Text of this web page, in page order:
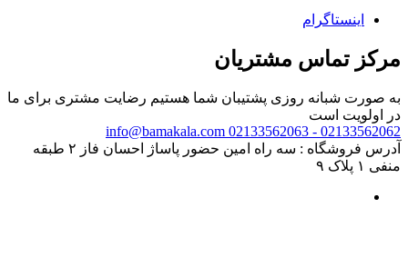
اینستاگرام
مرکز تماس مشتریان
به صورت شبانه روزی پشتیبان شما هستیم رضایت مشتری برای ما
در اولویت است
02133562062 - 02133562063
info@bamakala.com
آدرس فروشگاه : سه راه امین حضور پاساژ احسان فاز ۲ طبقه
منفی ۱ پلاک ۹